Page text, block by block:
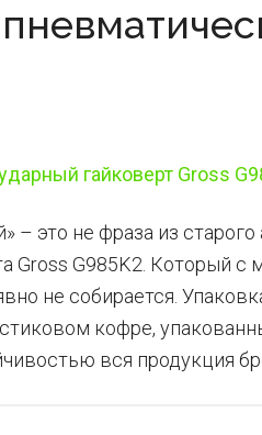
– это не фраза из
Gross G985K2. Который
не собирается.
кофре,
вся продукция